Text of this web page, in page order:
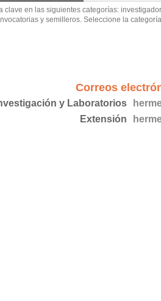
clave en las siguientes categorías:
y semilleros. Seleccione la
Correos
y Laboratorios
Extensión